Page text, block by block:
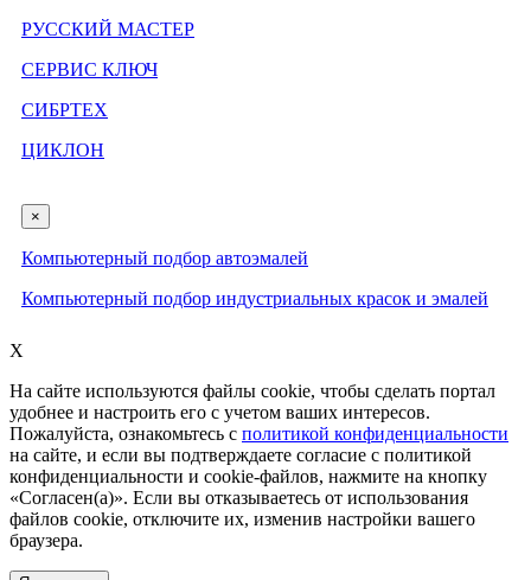
РУССКИЙ МАСТЕР
СЕРВИС КЛЮЧ
СИБРТЕХ
ЦИКЛОН
×
Компьютерный подбор автоэмалей
Компьютерный подбор индустриальных красок и эмалей
X
На сайте используются файлы cookie, чтобы сделать портал
удобнее и настроить его с учетом ваших интересов.
Пожалуйста, ознакомьтесь с политикой конфиденциальности
на сайте, и если вы подтверждаете согласие с политикой
конфиденциальности и cookie-файлов, нажмите на кнопку
«Согласен(а)». Если вы отказываетесь от использования
файлов cookie, отключите их, изменив настройки вашего
браузера.